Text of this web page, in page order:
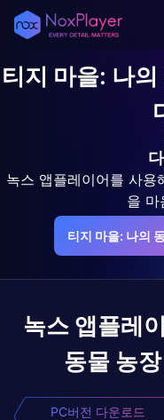
티지 마을: 나
녹스 앱플레이어를 사용
을 마
티지 마을: 나의
녹스 앱플레
동물 농
PC버전 다운로드